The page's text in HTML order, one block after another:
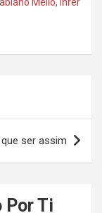
ser assim
Por Ti